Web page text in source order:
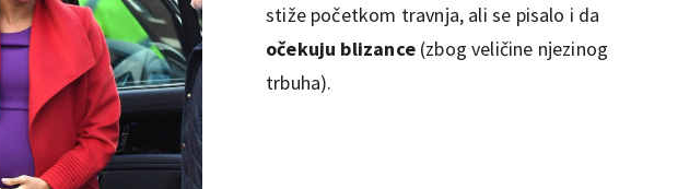
stiže početkom travnja, ali se pisalo i da
očekuju blizance(zbog veličine njezinog
trbuha).